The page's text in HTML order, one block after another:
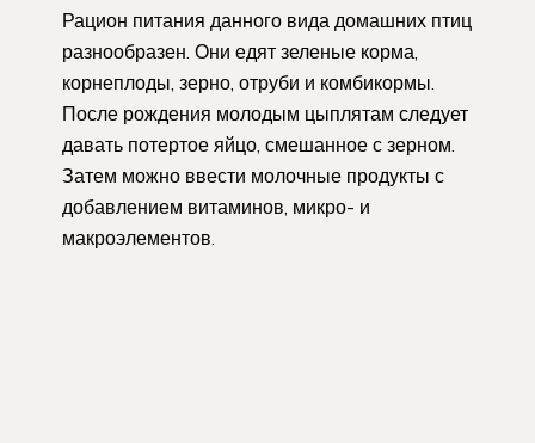
Рацион питания данного вида домашних птиц
разнообразен. Они едят зеленые корма,
корнеплоды, зерно, отруби и комбикормы.
После рождения молодым цыплятам следует
давать потертое яйцо, смешанное с зерном.
Затем можно ввести молочные продукты с
добавлением витаминов, микро- и
макроэлементов.